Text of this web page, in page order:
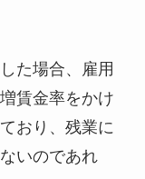
た場合、雇用
賃金率をかけ
おり、残業に
いのであれ